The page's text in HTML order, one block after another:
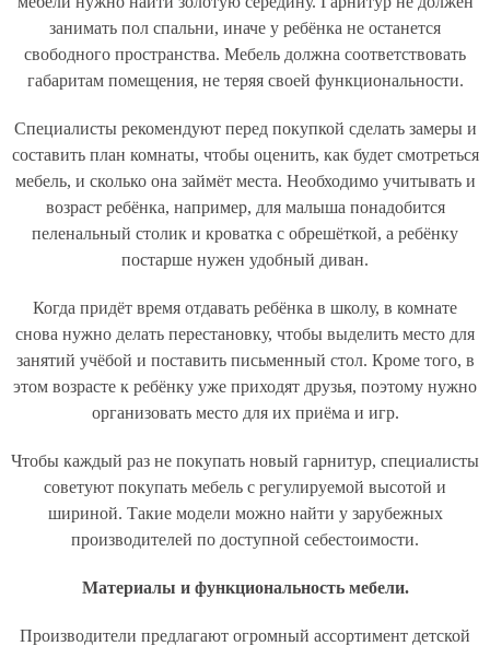
занимать пол спальни, иначе у ребёнка не останется
свободного пространства. Мебель должна соответствовать
габаритам помещения, не теряя своей функциональности.
Специалисты рекомендуют перед покупкой сделать замеры и
составить план комнаты, чтобы оценить, как будет смотреться
мебель, и сколько она займёт места. Необходимо учитывать и
возраст ребёнка, например, для малыша понадобится
пеленальный столик и кроватка с обрешёткой, а ребёнку
постарше нужен удобный диван.
Когда придёт время отдавать ребёнка в школу, в комнате
снова нужно делать перестановку, чтобы выделить место для
занятий учёбой и поставить письменный стол. Кроме того, в
этом возрасте к ребёнку уже приходят друзья, поэтому нужно
организовать место для их приёма и игр.
Чтобы каждый раз не покупать новый гарнитур, специалисты
советуют покупать мебель с регулируемой высотой и
шириной. Такие модели можно найти у зарубежных
производителей по доступной себестоимости.
Материалы и функциональность мебели.
Производители предлагают огромный ассортимент детской